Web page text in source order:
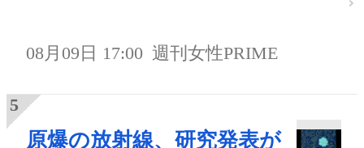
08月09日 17:00 週刊女性PRIME
原爆の放射線、研究発表が